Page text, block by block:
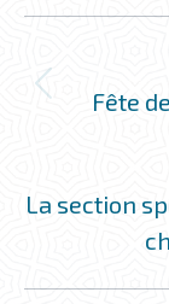
NAVIGATION
DE
COMMENTAIRE
Fête
La section